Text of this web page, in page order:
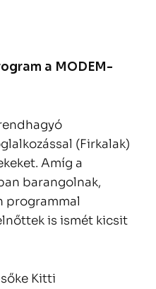
a MODEM-
(Firkalak)
Amíg a
barangolnak,
programmal
is ismét kicsit
Kitti